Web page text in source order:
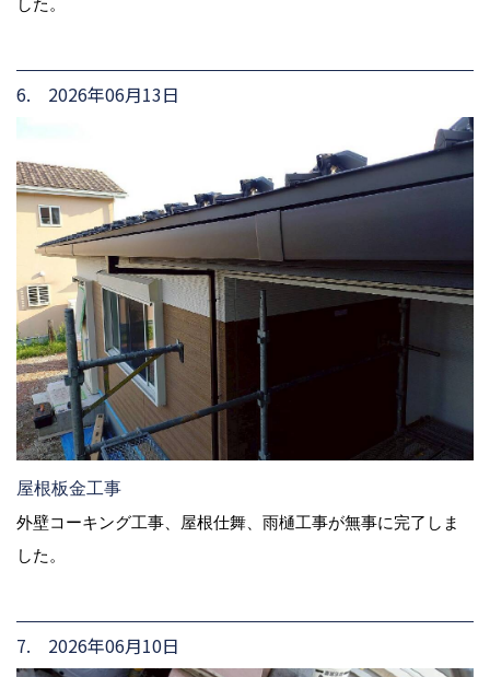
6. 2026年06月13日
屋根板金工事
外壁コーキング工事、屋根仕舞、雨樋工事が無事に完了しま
した。
7. 2026年06月10日